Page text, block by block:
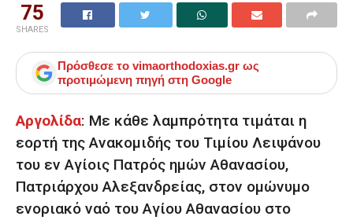
75
SHARES
Πρόσθεσε το vimaorthodoxias.gr ως
προτιμώμενη πηγή στη Google
Αργολίδα: Με κάθε λαμπρότητα τιμάται η
εορτή της Ανακομιδής του Τιμίου Λειψάνου
του εν Αγίοις Πατρός ημών Αθανασίου,
Πατριάρχου Αλεξανδρείας, στον ομώνυμο
ενοριακό ναό του Αγίου Αθανασίου στο